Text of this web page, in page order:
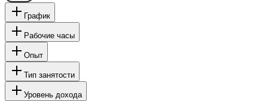
График
Рабочие часы
Опыт
Тип занятости
Уровень дохода